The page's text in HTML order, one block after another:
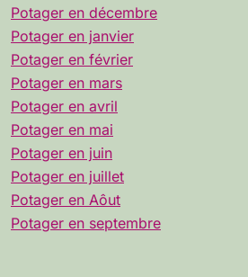
Potager en décembre
Potager en janvier
Potager en février
Potager en mars
Potager en avril
Potager en mai
Potager en juin
Potager en juillet
Potager en Aôut
Potager en septembre